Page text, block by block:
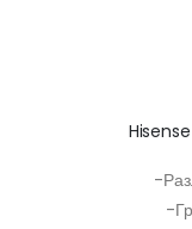
-
-